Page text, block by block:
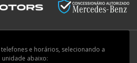
e horários, selecionando a
unidade abaixo: